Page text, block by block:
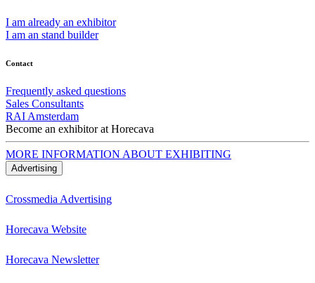
I am already an exhibitor
I am an stand builder
Contact
Frequently asked questions
Sales Consultants
RAI Amsterdam
Become an exhibitor at Horecava
MORE INFORMATION ABOUT EXHIBITING
Advertising
Crossmedia Advertising
Horecava Website
Horecava Newsletter